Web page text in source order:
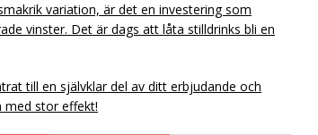
variation, är det en investering som
vinster. Det är dags att låta stilldrinks bli en
till en självklar del av ditt erbjudande och
med stor effekt!